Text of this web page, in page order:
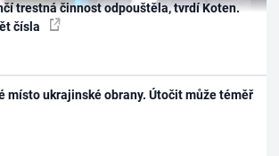
trestná činnost odpouštěla, tvrdí Koten.
čísla
místo ukrajinské obrany. Útočit může téměř